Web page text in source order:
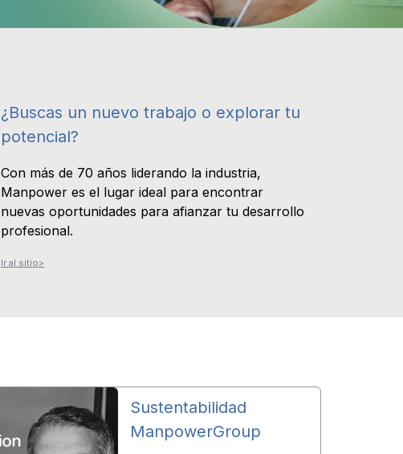
¿Buscas un nuevo trabajo o explorar tu
potencial?
Con más de 70 años liderando la industria,
Manpower es el lugar ideal para encontrar
nuevas oportunidades para afianzar tu desarrollo
profesional.
Ir al sitio>
Sustentabilidad
ManpowerGroup